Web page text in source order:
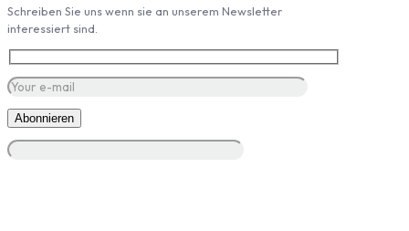
Schreiben Sie uns wenn sie an unserem Newsletter
interessiert sind.